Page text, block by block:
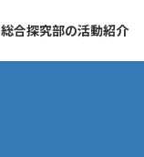
総合探究部の活動紹介